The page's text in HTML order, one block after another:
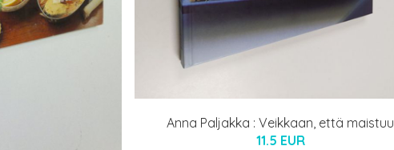
Anna Paljakka : Veikkaan, että maistuu
11.5 EUR